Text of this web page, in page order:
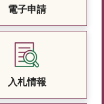
電子申請
入札情報